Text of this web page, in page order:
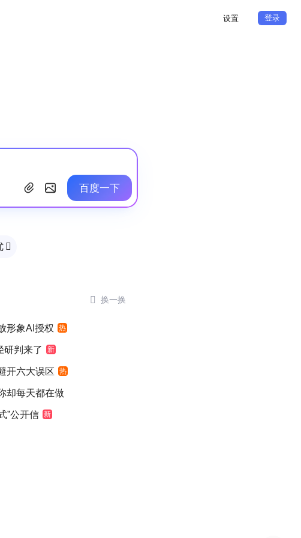
设置 登录
百度一下

 换一换
形象AI授权 热
研判来了 新
开六大误区 热
却每天都在做
”公开信 新